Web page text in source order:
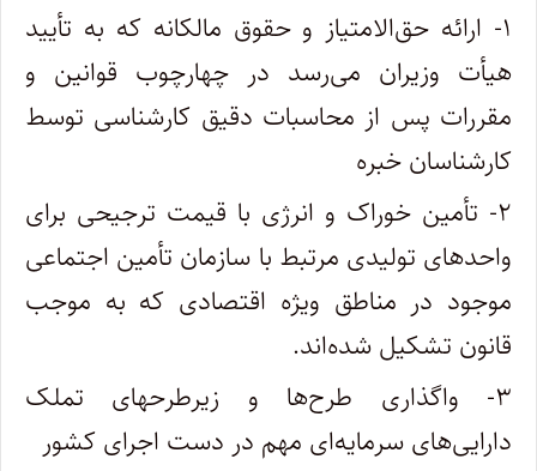
۱- ارائه حق‌الامتیاز و حقوق مالکانه که به تأیید
هیأت ‌وزیران می‌رسد در چهارچوب قوانین و
مقررات پس از محاسبات ‌دقیق‌ کارشناسی توسط
کارشناسان خبره
۲- تأمین خوراک و انرژی با قیمت ترجیحی برای
واحدهای تولیدی مرتبط با سازمان تأمین اجتماعی
موجود در مناطق ویژه اقتصادی که به موجب
قانون تشکیل شده‌اند.
۳- واگذاری طرح‌ها و زیرطرحهای تملک
دارایی‌های سرمایه‌ای مهم در دست اجرای کشور